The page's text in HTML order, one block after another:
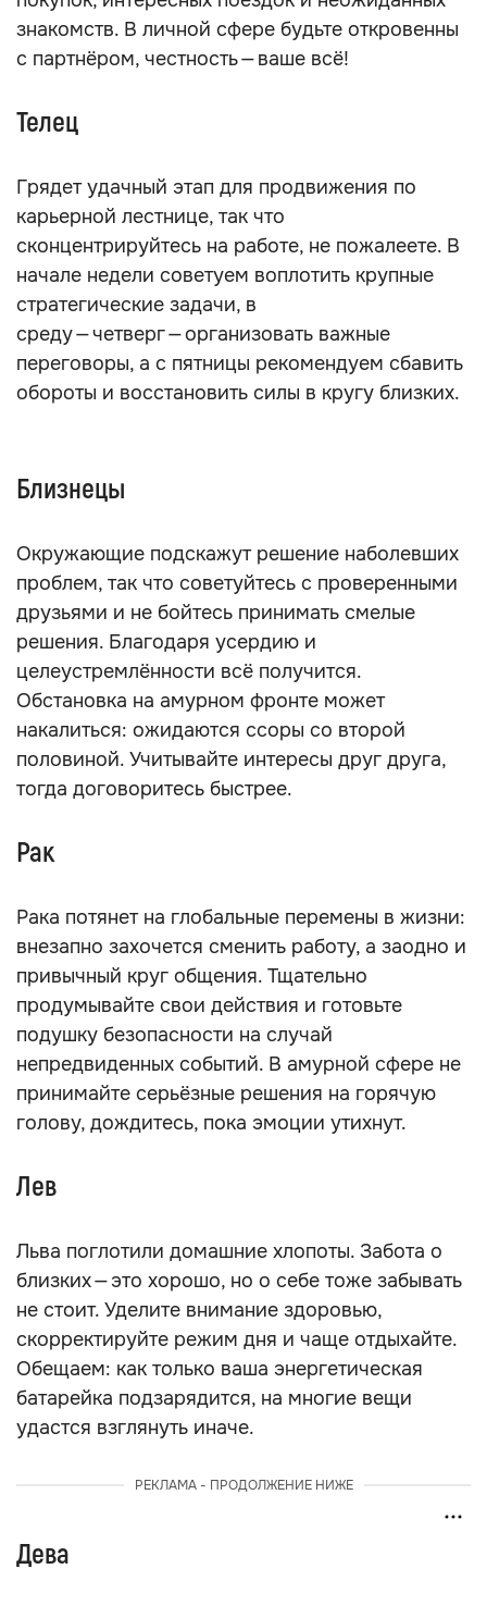
знакомств. В личной сфере будьте откровенны
с партнёром, честность — ваше всё!
Телец
Грядет удачный этап для продвижения по
карьерной лестнице, так что
сконцентрируйтесь на работе, не пожалеете. В
начале недели советуем воплотить крупные
стратегические задачи, в
среду — четверг — организовать важные
переговоры, а с пятницы рекомендуем сбавить
обороты и восстановить силы в кругу близких.
Близнецы
Окружающие подскажут решение наболевших
проблем, так что советуйтесь с проверенными
друзьями и не бойтесь принимать смелые
решения. Благодаря усердию и
целеустремлённости всё получится.
Обстановка на амурном фронте может
накалиться: ожидаются ссоры со второй
половиной. Учитывайте интересы друг друга,
тогда договоритесь быстрее.
Рак
Рака потянет на глобальные перемены в жизни:
внезапно захочется сменить работу, а заодно и
привычный круг общения. Тщательно
продумывайте свои действия и готовьте
подушку безопасности на случай
непредвиденных событий. В амурной сфере не
принимайте серьёзные решения на горячую
голову, дождитесь, пока эмоции утихнут.
Лев
Льва поглотили домашние хлопоты. Забота о
близких — это хорошо, но о себе тоже забывать
не стоит. Уделите внимание здоровью,
скорректируйте режим дня и чаще отдыхайте.
Обещаем: как только ваша энергетическая
батарейка подзарядится, на многие вещи
удастся взглянуть иначе.
РЕКЛАМА - ПРОДОЛЖЕНИЕ НИЖЕ
Дева